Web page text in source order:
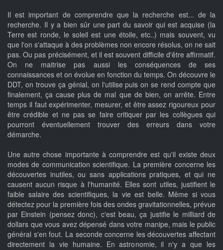
Il est important de comprendre que la recherche est... de la
recherche. Il y a bien sûr une part du savoir qui est acquise (la
Terre est ronde, le soleil est une étoile, etc..) mais souvent, vu
que l'on s'attaque à des problèmes non encore résolus, on ne sait
pas. Ou pas précisément, et il est souvent difficile d'être affirmatif.
On ne maitrise pas aussi les conséquences de ses
connaissances et on évolue en fonction du temps. On découvre le
DDT, on trouve ça génial, on l'utilise puis on se rend compte que
finalement, ça cause plus de mal que de bien, on arrête. Entre
temps il faut expérimenter, mesurer, et être assez rigoureux pour
être crédible et ne pas se faire critiquer par les collègues qui
pourront éventuellement trouver des erreurs dans votre
démarche.
Une autre chose importante à comprendre est qu'il existe deux
modes de communication scientifique. La première concerne les
découvertes inutiles, ou sans applications pratiques, et qui ne
causent aucun risque à l'humanité. Elles sont utiles, justifient le
faible salaire des scientifiques, la vie est belle. Même si vous
détectez pour la première fois des ondes gravitationnelles, prévue
par Einstein (pensez donc), c'est beau, ça justifie le milliard de
dollars que vous avez dépensé dans votre manipe, mais le public
général s'en fout. La seconde concerne les découvertes affectant
directement la vie humaine. En astronomie, il n'y a que les